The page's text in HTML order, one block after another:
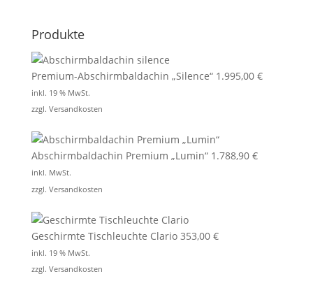
Produkte
Premium-Abschirmbaldachin „Silence“ 1.995,00 €
inkl. 19 % MwSt.
zzgl. Versandkosten
Abschirmbaldachin Premium „Lumin“ 1.788,90 €
inkl. MwSt.
zzgl. Versandkosten
Geschirmte Tischleuchte Clario 353,00 €
inkl. 19 % MwSt.
zzgl. Versandkosten